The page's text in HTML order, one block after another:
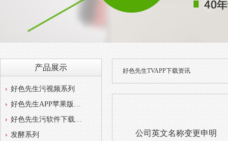
产品展示
好色先生污视频系列
好色先生APP苹果版系列
好色先生污软件下载系列
发酵系列
好色先生TVAPP下载资讯
公司英文名称变更申明